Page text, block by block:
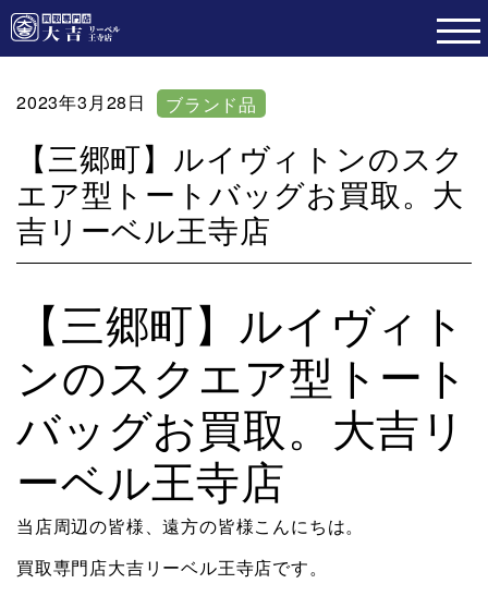
2023年3月28日 ブランド品
【三郷町】ルイヴィトンのスク
エア型トートバッグお買取。大
吉リーベル王寺店
【三郷町】ルイヴィト
ンのスクエア型トート
バッグお買取。大吉リ
ーベル王寺店
当店周辺の皆様、遠方の皆様こんにちは。
買取専門店大吉リーベル王寺店です。